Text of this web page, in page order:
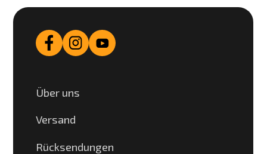
Über uns
Versand
Rücksendungen